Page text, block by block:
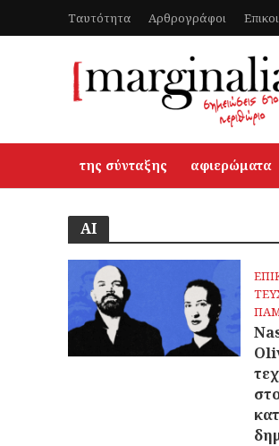
Ταυτότητα Αρθρογράφοι
της σύνταξης αφιερώματα
AI